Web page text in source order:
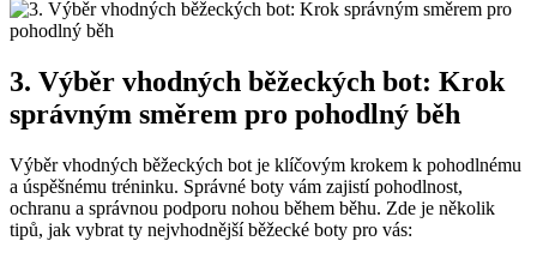
3. Výběr vhodných běžeckých bot: Krok
správným směrem pro pohodlný běh
Výběr vhodných běžeckých bot je klíčovým krokem k pohodlnému
a úspěšnému tréninku. Správné boty vám zajistí pohodlnost,
ochranu a správnou podporu nohou během běhu. Zde je několik
tipů, jak vybrat ty nejvhodnější běžecké boty pro vás: